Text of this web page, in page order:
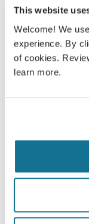
This website
Welcome! We
experience. By
of cookies.
learn more.
*Pesquisa Online
Setembro de 2011